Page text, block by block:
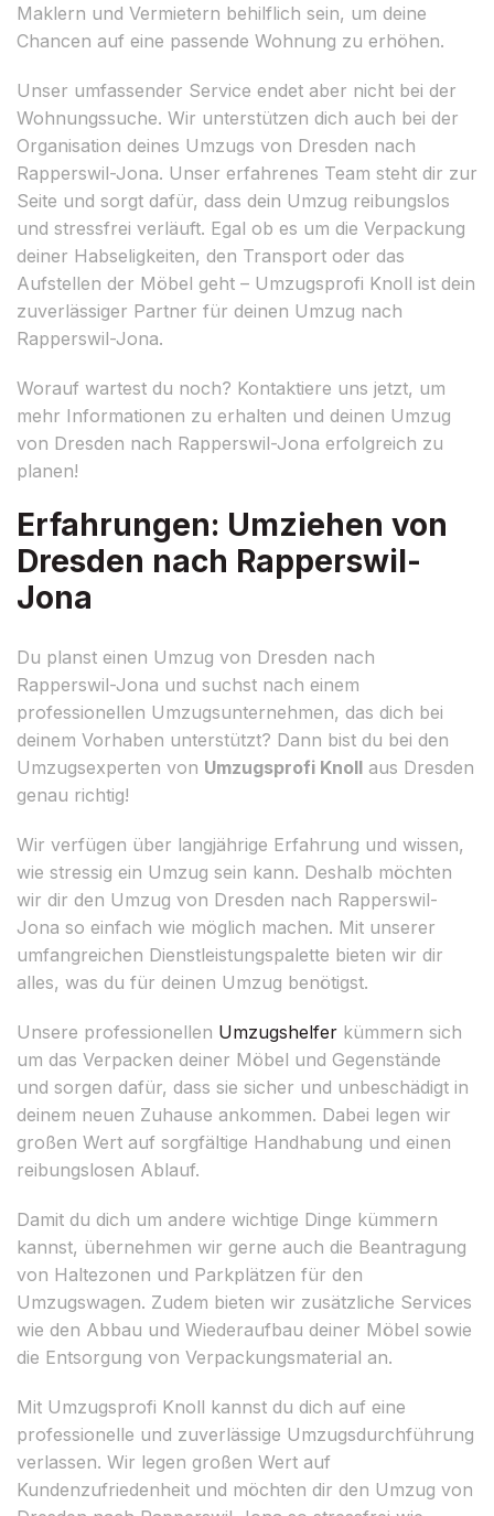
Maklern und Vermietern behilflich sein, um deine
Chancen auf eine passende Wohnung zu erhöhen.
Unser umfassender Service endet aber nicht bei der
Wohnungssuche. Wir unterstützen dich auch bei der
Organisation deines Umzugs von Dresden nach
Rapperswil-Jona. Unser erfahrenes Team steht dir zur
Seite und sorgt dafür, dass dein Umzug reibungslos
und stressfrei verläuft. Egal ob es um die Verpackung
deiner Habseligkeiten, den Transport oder das
Aufstellen der Möbel geht – Umzugsprofi Knoll ist dein
zuverlässiger Partner für deinen Umzug nach
Rapperswil-Jona.
Worauf wartest du noch? Kontaktiere uns jetzt, um
mehr Informationen zu erhalten und deinen Umzug
von Dresden nach Rapperswil-Jona erfolgreich zu
planen!
Erfahrungen: Umziehen von
Dresden nach Rapperswil-
Jona
Du planst einen Umzug von Dresden nach
Rapperswil-Jona und suchst nach einem
professionellen Umzugsunternehmen, das dich bei
deinem Vorhaben unterstützt? Dann bist du bei den
Umzugsexperten von Umzugsprofi Knoll aus Dresden
genau richtig!
Wir verfügen über langjährige Erfahrung und wissen,
wie stressig ein Umzug sein kann. Deshalb möchten
wir dir den Umzug von Dresden nach Rapperswil-
Jona so einfach wie möglich machen. Mit unserer
umfangreichen Dienstleistungspalette bieten wir dir
alles, was du für deinen Umzug benötigst.
Unsere professionellen Umzugshelfer kümmern sich
um das Verpacken deiner Möbel und Gegenstände
und sorgen dafür, dass sie sicher und unbeschädigt in
deinem neuen Zuhause ankommen. Dabei legen wir
großen Wert auf sorgfältige Handhabung und einen
reibungslosen Ablauf.
Damit du dich um andere wichtige Dinge kümmern
kannst, übernehmen wir gerne auch die Beantragung
von Haltezonen und Parkplätzen für den
Umzugswagen. Zudem bieten wir zusätzliche Services
wie den Abbau und Wiederaufbau deiner Möbel sowie
die Entsorgung von Verpackungsmaterial an.
Mit Umzugsprofi Knoll kannst du dich auf eine
professionelle und zuverlässige Umzugsdurchführung
verlassen. Wir legen großen Wert auf
Kundenzufriedenheit und möchten dir den Umzug von